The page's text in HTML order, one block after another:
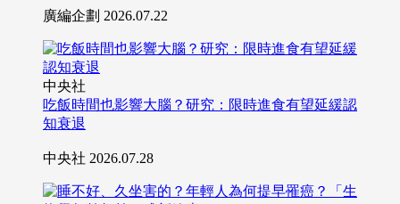
廣編企劃 2026.07.22
中央社
吃飯時間也影響大腦？研究：限時進食有望延緩認
知衰退
中央社 2026.07.28